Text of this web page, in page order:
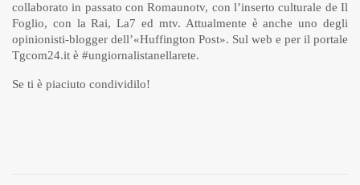
collaborato in passato con Romaunotv, con l’inserto culturale de Il
Foglio, con la Rai, La7 ed mtv. Attualmente è anche uno degli
opinionisti-blogger dell’«Huffington Post». Sul web e per il portale
Tgcom24.it è #ungiornalistanellarete.
Se ti è piaciuto condividilo!